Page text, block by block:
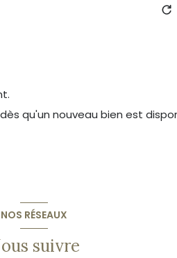
qu'un nouveau bien est
NOS RÉSEAUX
suivre